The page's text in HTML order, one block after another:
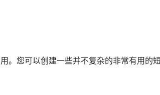
。您可以创建一些并不复杂的非常有用